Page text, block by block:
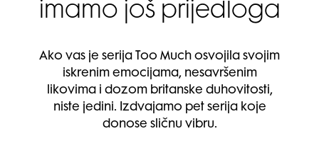
imamo još prijedloga
Ako vas je serija Too Much osvojila svojim
iskrenim emocijama, nesavršenim
likovima i dozom britanske duhovitosti,
niste jedini. Izdvajamo pet serija koje
donose sličnu vibru.